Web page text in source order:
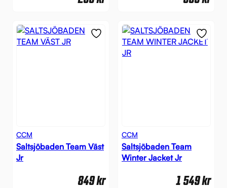
CCM
Saltsjöbaden Team Väst
Jr
849kr
CCM
Saltsjöbaden Team
Winter Jacket Jr
1 549kr